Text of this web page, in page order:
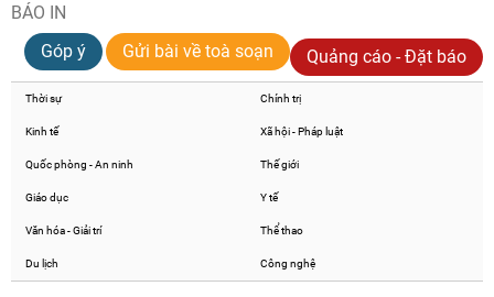
BÁO IN
Góp ý
Gửi bài về toà soạn Quảng cáo - Đặt báo
Thời sự Chính trị
Kinh tế Xã hội - Pháp luật
Quốc phòng - An ninh Thế giới
Giáo dục Y tế
Văn hóa - Giải trí Thể thao
Du lịch Công nghệ